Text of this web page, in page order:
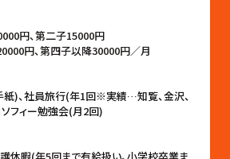
円、第二子15000円
第四子以降30000円／月
紙)、社員旅行(年1回※実績…知覧、金沢、
フィー勉強会(月2回)
休暇(年5回まで有給扱い。小学校卒業ま